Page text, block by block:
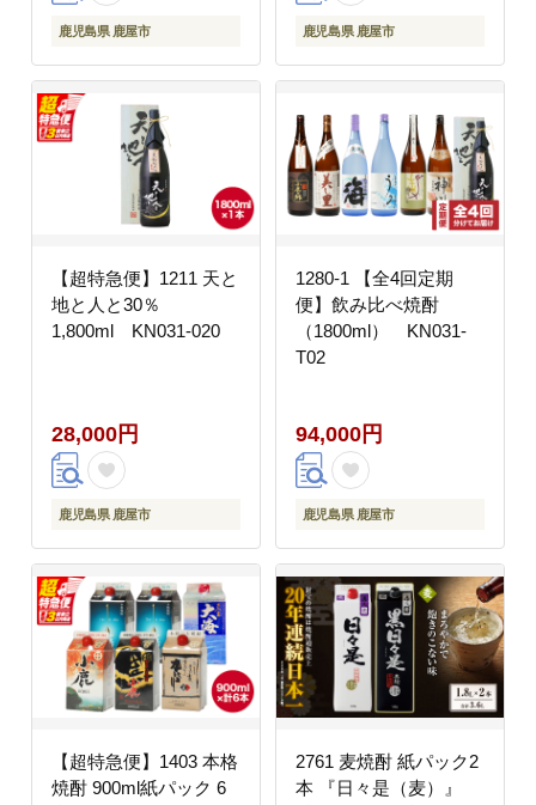
鹿児島県 鹿屋市 鹿児島県 鹿屋市
【超特急便】1211 天と
地と人と30％
1,800ml KN031-020
28,000円
鹿児島県 鹿屋市
1280-1 【全4回定期
便】飲み比べ焼酎
（1800ml） KN031-
T02
94,000円
鹿児島県 鹿屋市
【超特急便】1403 本格
焼酎 900ml紙パック 6
2761 麦焼酎 紙パック2
本 『日々是（麦）』